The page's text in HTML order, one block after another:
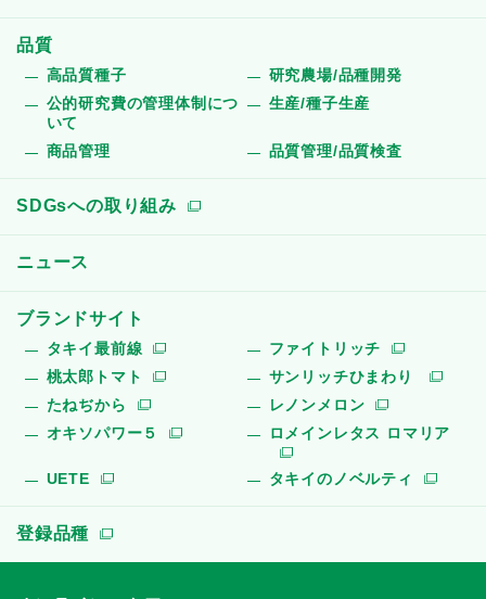
品質
高品質種子
研究農場/品種開発
公的研究費の管理体制につ
いて
生産/種子生産
商品管理 品質管理/品質検査
SDGsへの取り組み
ニュース
ブランドサイト
タキイ最前線
ファイトリッチ
桃太郎トマト
サンリッチひまわり
たねぢから
レノンメロン
オキソパワー５
ロメインレタス ロマリア
UETE タキイのノベルティ
登録品種